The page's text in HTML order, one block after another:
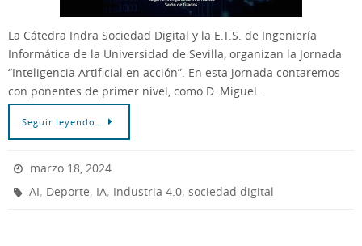
La Cátedra Indra Sociedad Digital y la E.T.S. de Ingeniería
Informática de la Universidad de Sevilla, organizan la Jornada
“Inteligencia Artificial en acción”. En esta jornada contaremos
con ponentes de primer nivel, como D. Miguel…
Seguir leyendo…
marzo 18, 2024
AI, Deporte, IA, Industria 4.0,sociedad digital